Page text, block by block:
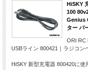
HiSKY
100
Genius
ター パ
ORI RC
USBライン 800421｜ラジコン
HiSKY 新型充電器 800420に使